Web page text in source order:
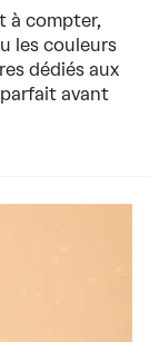
à compter,
les couleurs
dédiés aux
avant